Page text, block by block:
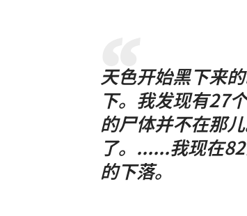
天色开始黑下来
下。我发现有27
的尸体并不在那
了。......我现在
的下落。